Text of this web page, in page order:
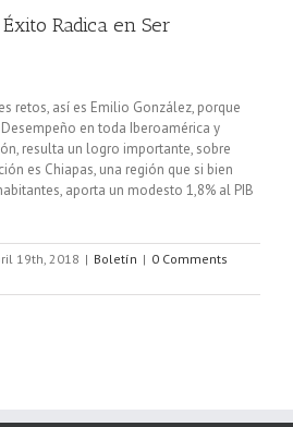
Radica en Ser
retos, así es Emilio González, porque
en toda Iberoamérica y
resulta un logro importante, sobre
es Chiapas, una región que si bien
aporta un modesto 1,8% al PIB
19th, 2018 | Boletín | 0 Comments